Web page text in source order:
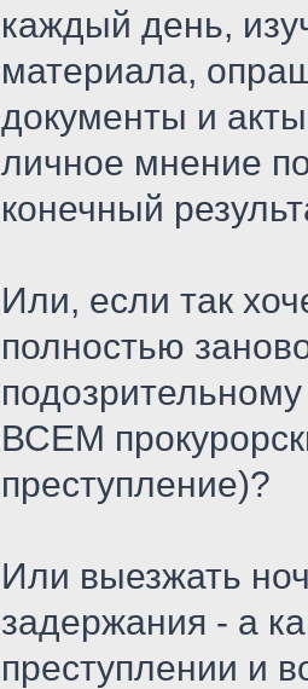
каждый день,
материала,
документы и
личное мнение
конечный
Или, если так
полностью
ВСЕМ
преступление)?
Или выезжать
задержания - а
преступлении и